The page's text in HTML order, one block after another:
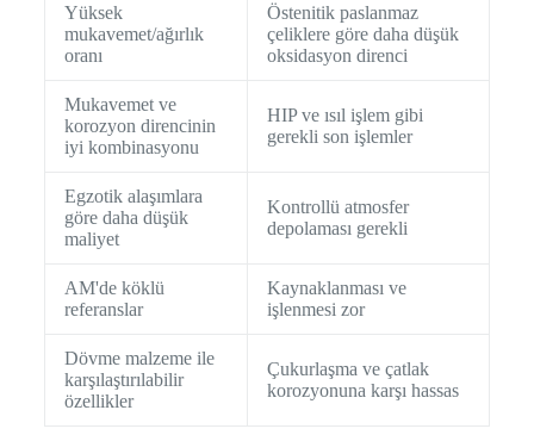
Yüksek
mukavemet/ağırlık
oranı
Östenitik paslanmaz
çeliklere göre daha düşük
oksidasyon direnci
Mukavemet ve
korozyon direncinin
iyi kombinasyonu
HIP ve ısıl işlem gibi
gerekli son işlemler
Egzotik alaşımlara
göre daha düşük
maliyet
Kontrollü atmosfer
depolaması gerekli
AM'de köklü
referanslar
Kaynaklanması ve
işlenmesi zor
Dövme malzeme ile
karşılaştırılabilir
özellikler
Çukurlaşma ve çatlak
korozyonuna karşı hassas